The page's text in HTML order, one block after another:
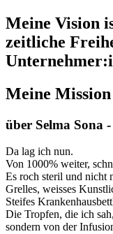
Meine Vision
zeitliche
Meine
über Selma Sona
Da lag ich nun.
Von 1000% weiter,
Es roch steril und nicht
Grelles, weisses
Steifes
Die Tropfen, die ich
sondern von der